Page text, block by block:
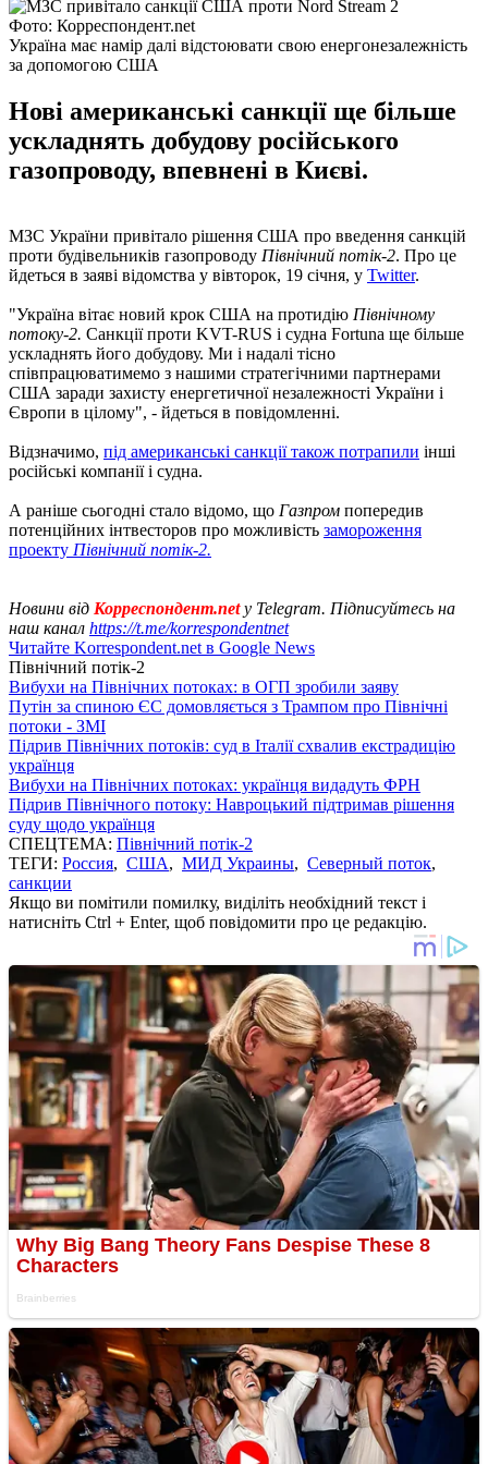
Фото: Корреспондент.net
Україна має намір далі відстоювати свою енергонезалежність
за допомогою США
Нові американські санкції ще більше
ускладнять добудову російського
газопроводу, впевнені в Києві.
МЗС України привітало рішення США про введення санкцій
проти будівельників газопроводу Північний потік-2. Про це
йдеться в заяві відомства у вівторок, 19 січня, у Twitter.
"Україна вітає новий крок США на протидію Північному
потоку-2. Санкції проти KVT-RUS і судна Fortuna ще більше
ускладнять його добудову. Ми і надалі тісно
співпрацюватимемо з нашими стратегічними партнерами
США заради захисту енергетичної незалежності України і
Європи в цілому", - йдеться в повідомленні.
Відзначимо, під американські санкції також потрапили інші
російські компанії і судна.
А раніше сьогодні стало відомо, що Газпром попередив
потенційних інтвесторов про можливість замороження
проекту Північний потік-2.
Новини від Корреспондент.netу Telegram. Підписуйтесь на
наш канал https://t.me/korrespondentnet
Читайте Korrespondent.net в Google News
Північний потік-2
Вибухи на Північних потоках: в ОГП зробили заяву
Путін за спиною ЄС домовляється з Трампом про Північні
потоки - ЗМІ
Підрив Північних потоків: суд в Італії схвалив екстрадицію
українця
Вибухи на Північних потоках: українця видадуть ФРН
Підрив Північного потоку: Навроцький підтримав рішення
суду щодо українця
СПЕЦТЕМА: Північний потік-2
ТЕГИ: Россия, США, МИД Украины, Северный поток,
санкции
Якщо ви помітили помилку, виділіть необхідний текст і
натисніть Ctrl + Enter, щоб повідомити про це редакцію.